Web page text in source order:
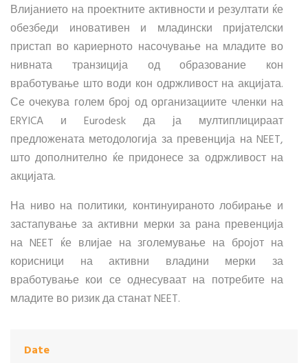
Влијанието на проектните активности и резултати ќе
обезбеди иновативен и младински пријателски
пристап во кариерното насочување на младите во
нивната транзиција од образование кон
вработување што води кон одржливост на акцијата.
Се очекува голем број од организациите членки на
ERYICA и Eurodesk да ја мултиплицираат
предложената методологија за превенција на NEET,
што дополнително ќе придонесе за одржливост на
акцијата.
На ниво на политики, континуираното лобирање и
застапување за активни мерки за рана превенција
на NEET ќе влијае на зголемување на бројот на
корисници на активни владини мерки за
вработување кои се однесуваат на потребите на
младите во ризик да станат NEET.
Date